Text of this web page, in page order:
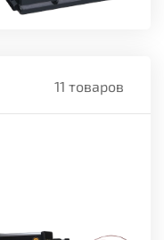
11 товаров